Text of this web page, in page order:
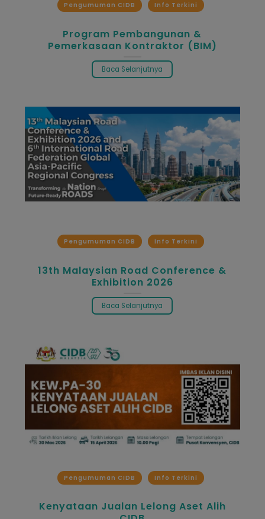
Pengumuman CIDB Info Terkini
Program Pembangunan &
Pemerkasaan Kontraktor (BIM)
Baca Selanjutnya
Pengumuman CIDB Info Terkini
13th Malaysian Road Conference &
Exhibition 2026
Baca Selanjutnya
Pengumuman CIDB Info Terkini
Kenyataan Jualan Lelong Aset Alih